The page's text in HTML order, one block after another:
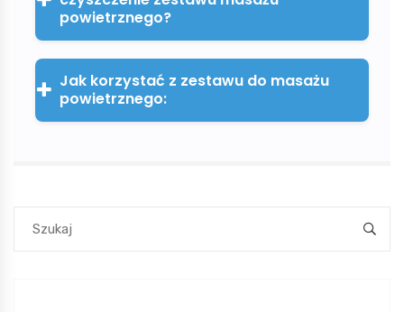
powietrznego?
Jak korzystać z zestawu do masażu
powietrznego: